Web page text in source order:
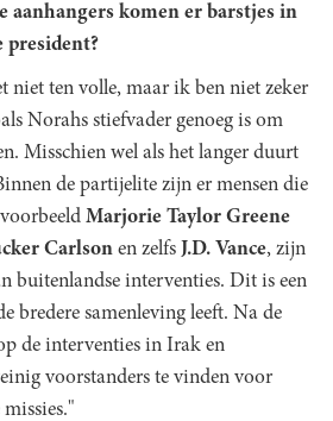
aanhangers komen er barstjes in
president?
niet ten volle, maar ik ben niet zeker
Norahs stiefvader genoeg is om
Misschien wel als het langer duurt
de partijelite zijn er mensen die
Marjorie Taylor Greene
Carlson en zelfs J.D. Vance, zijn
buitenlandse interventies. Dit is een
bredere samenleving leeft. Na de
de interventies in Irak en
voorstanders te vinden voor